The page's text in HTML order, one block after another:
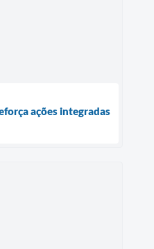
ações integradas